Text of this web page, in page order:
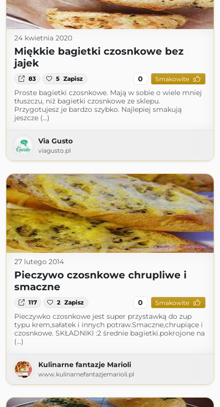
24 kwietnia 2020
Miękkie bagietki czosnkowe bez
jajek
83 5 Zapisz 0 Smakowite
Proste bagietki czosnkowe. Mają w sobie o wiele mniej
tłuszczu, niż bagietki czosnkowe ze sklepu.
Przygotujesz je bardzo szybko. Najlepiej smakują
jeszcze (...)
Via Gusto
viagusto.pl
27 lutego 2014
Pieczywo czosnkowe chrupliwe i
smaczne
117 2 Zapisz 0 Smakowite
Pieczywko czosnkowe jest super przystawką do zup
typu krem,sałatek i innych potraw.Smaczne,chrupiące i
czosnkowe. SKŁADNIKI :2 średnie bagietki.pokrojone na
(...)
Kulinarne fantazje Marioli
www.kulinarnefantazjemarioli.pl